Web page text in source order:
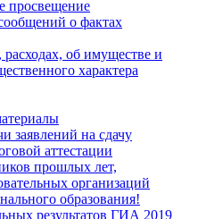
просвещение
о фактах
об имуществе и
характера
заявлений на сдачу
аттестации
прошлых лет,
организаций
образования!
результатов ГИА 2019